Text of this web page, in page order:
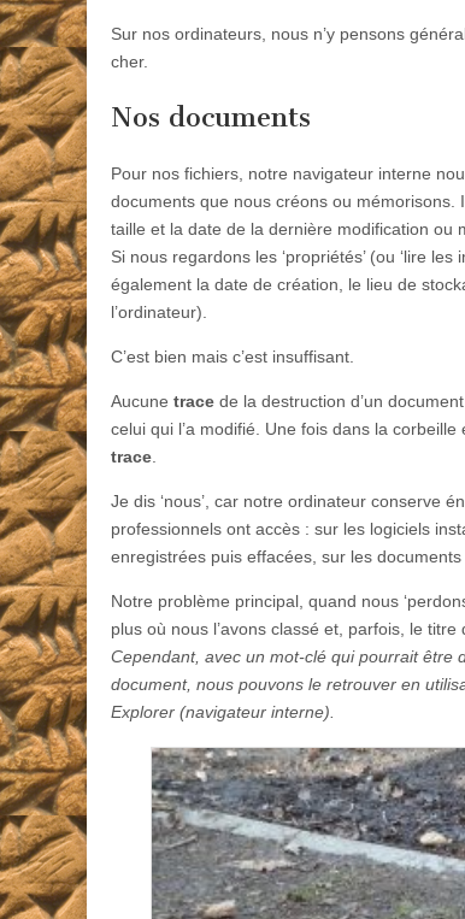
Sur nos ordinateurs, nous n’y pensons
cher.
Nos documents
Pour nos fichiers, notre navigateur interne
documents que nous créons ou mémorisons.
taille et la date de la dernière modification ou
Si nous regardons les ‘propriétés’ (ou ‘lire
également la date de création, le lieu de
l’ordinateur).
C’est bien mais c’est insuffisant.
Aucune trace de la destruction d’un
celui qui l’a modifié. Une fois dans la
trace
Je dis ‘nous’, car notre ordinateur conserve
professionnels ont accès : sur les logiciels
enregistrées puis effacées, sur les documents
Notre problème principal, quand nous
plus où nous l’avons classé et, parfois, le titre
Cependant, avec un mot-clé qui pourrait être
document, nous pouvons le retrouver en
Explorer (navigateur interne).